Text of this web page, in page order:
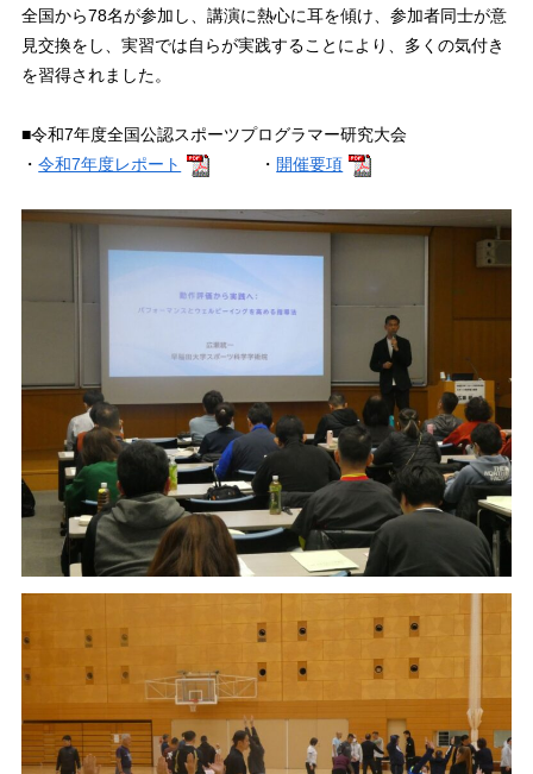
全国から78名が参加し、講演に熱心に耳を傾け、参加者同士が意
見交換をし、実習では自らが実践することにより、多くの気付き
を習得されました。
■令和7年度全国公認スポーツプログラマー研究大会
・令和7年度レポート ・ 開催要項